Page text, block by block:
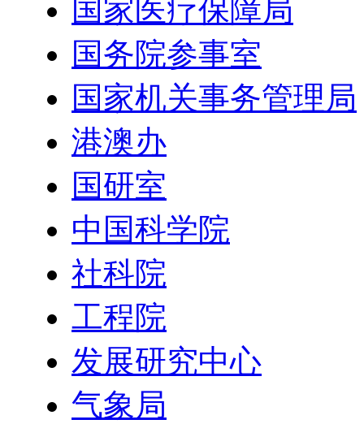
国家医疗保障局
国务院参事室
国家机关事务管理局
港澳办
国研室
中国科学院
社科院
工程院
发展研究中心
气象局